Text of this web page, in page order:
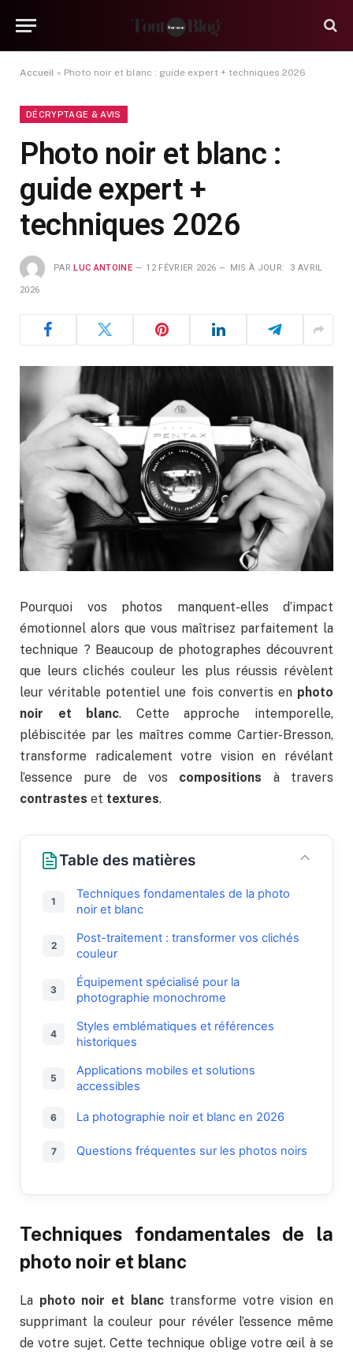
Accueil » Photo noir et blanc : guide expert + techniques 2026
DÉCRYPTAGE & AVIS
Photo noir et blanc :
guide expert +
techniques 2026
PAR LUC ANTOINE 12 FÉVRIER 2026 MIS À JOUR: 3 AVRIL
2026
Pourquoi vos photos manquent-elles d’impact
émotionnel alors que vous maîtrisez parfaitement la
technique ? Beaucoup de photographes découvrent
que leurs clichés couleur les plus réussis révèlent
leur véritable potentiel une fois convertis en photo
noir et blanc. Cette approche intemporelle,
plébiscitée par les maîtres comme Cartier-Bresson,
transforme radicalement votre vision en révélant
l’essence pure de vos compositions à travers
contrastes et textures.
Table des matières
Techniques fondamentales de la photo
noir et blanc
Post-traitement : transformer vos clichés
couleur
Équipement spécialisé pour la
photographie monochrome
Styles emblématiques et références
historiques
Applications mobiles et solutions
accessibles
La photographie noir et blanc en 2026
Questions fréquentes sur les photos noirs
Techniques fondamentales de la
photo noir et blanc
La photo noir et blanctransforme votre vision en
supprimant la couleur pour révéler l’essence même
de votre sujet. Cette technique oblige votre œil à se